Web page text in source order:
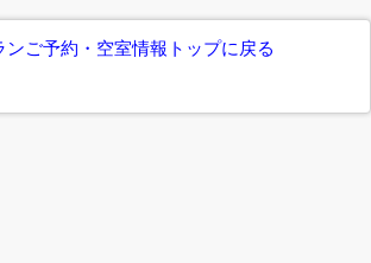
ンご予約・空室情報トップに戻る